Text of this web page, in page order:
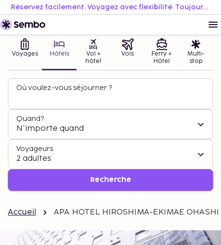
Réservez facilement. Voyagez avec flexibilité. Toujours au meilleur prix.
Voyages Hôtels
Vol +
hôtel
Vols
Ferry +
Hôtel
Multi-
stop
Où voulez-vous séjourner ?
Quand?
N'importe quand
Voyageurs
2 adultes
Recherche
Accueil APA HOTEL HIROSHIMA-EKIMAE OHASHI